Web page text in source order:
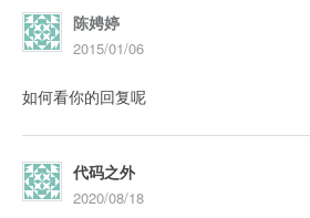
陈娉婷
2015/01/06
如何看你的回复呢
代码之外
2020/08/18